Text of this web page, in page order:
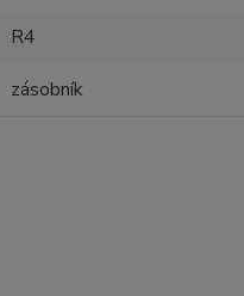
R4
zásobník